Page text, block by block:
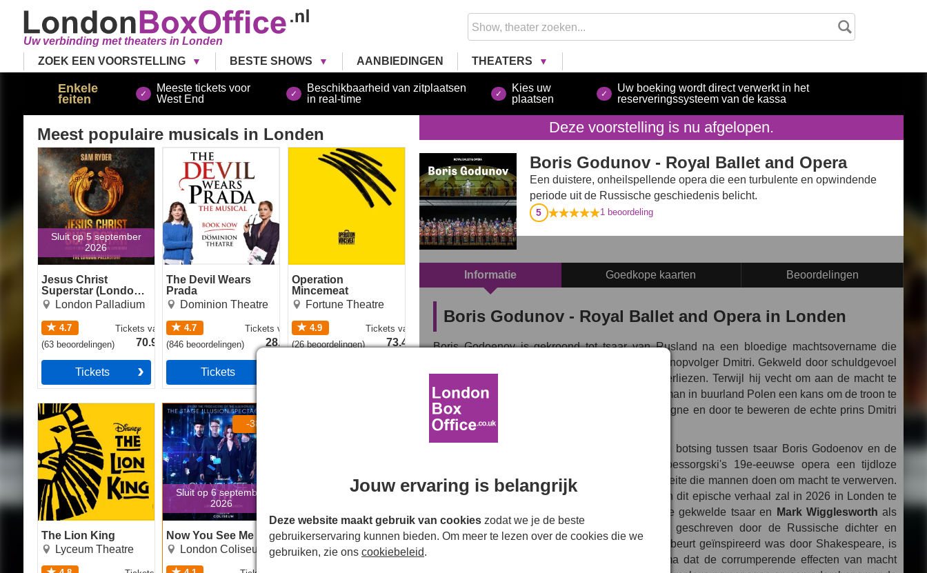
Uw verbinding met theaters in Londen
ZOEK EEN VOORSTELLING
BESTE SHOWS AANBIEDINGEN THEATERS
Enkele
feiten
Meeste tickets voor
West End
Beschikbaarheid van zitplaatsen
in real-time
Kies uw
plaatsen
Uw boeking wordt direct verwerkt in het
reserveringssysteem van de kassa
Deze voorstelling is nu afgelopen.
Boris Godunov - Royal Ballet and Opera
Een duistere, onheilspellende opera die een turbulente en opwindende
periode uit de Russische geschiedenis belicht.
5 1beoordeling
Informatie Goedkope kaarten Beoordelingen
Boris Godunov - Royal Ballet and Opera in Londen
Boris Godoenov is gekroond tot tsaar van Rusland na een bloedige machtsovername die
resulteerde in de moord op de negenjarige troonopvolger Dmitri. Gekweld door schuldgevoel
en paranoia, begint de tsaar zijn verstand te verliezen. Terwijl hij vecht om aan de macht te
blijven in een turbulent Rusland, ziet een jongeman in buurland Polen een kans om de troon te
grijpen door een meedogenloze militaire campagne en door te beweren de echte prins Dmitri
te zijn.
Geïnspireerd door de Tijd der Troebelen en de botsing tussen tsaar Boris Godoenov en de
Valse Dmitri in de 17e eeuw, is Modest Moessorgski's 19e-eeuwse opera een tijdloze
klassieker over oorlog, ambitie, wraak en de moeite die mannen doen om macht te verwerven.
Richard Jones
' veelgeprezen enscenering van dit epische verhaal zal in 2026 in Londen te
in de hoofdrol als de gekwelde tsaar en Mark Wigglesworth als
dirigent. Gebaseerd op de tragedie uit 1825, geschreven door de Russische dichter en
toneelschrijver Aleksandr Poesjkin, die op zijn beurt geïnspireerd was door Shakespeare, is
deze duistere opera een visceraal psychodrama dat de corrumperende effecten van macht
Meest populaire musicalsin Londen
Sluit op 5 september
2026
Jesus Christ
Superstar (London
Palladium)
London Palladium
4.7
(63beoordelingen)
Tickets vanaf
70.99€
Tickets
Jesus Christ Superstar
(London Palladium)
The Devil Wears
Prada
Dominion Theatre
4.7
(846 beoordelingen)
Ticketsvanaf
28.49€
Tickets
The Devil Wears Prada
Operation
Mincemeat
Fortune Theatre
4.9
(26beoordelingen)
Ticketsvanaf
73.49€
Operation Mincemeat
The Lion King
Lyceum Theatre
The Lion King
-38%
Sluit op 6 september
2026
Now You See Me
London Coliseum
Now You See Me
Sinatra the Musical
Aldwych Theatre
Jouw ervaring is belangrijk
Deze website maakt gebruik van cookies zodat we je de beste
gebruikerservaring kunnen bieden. Om meer te lezen over de cookies die we
gebruiken, zie ons cookiebeleid.